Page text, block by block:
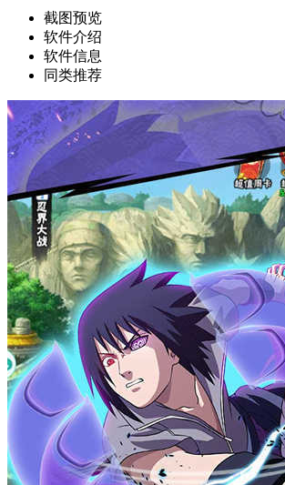
截图预览
软件介绍
软件信息
同类推荐